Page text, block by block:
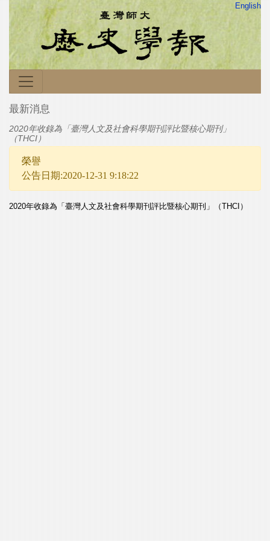
English
最新消息
2020年收錄為「臺灣人文及社會科學期刊評比暨核心期刊」
（THCI）
榮譽
公告日期:2020-12-31 9:18:22
2020年收錄為「臺灣人文及社會科學期刊評比暨核心期刊」（THCI）